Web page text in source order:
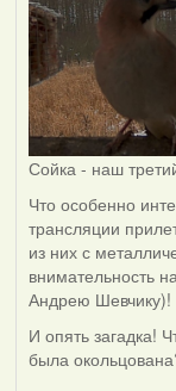
Сойка - наш
Что особенно
трансляции
из них с
внимательность
Андрею Шевчику)!
И опять загадка!
была